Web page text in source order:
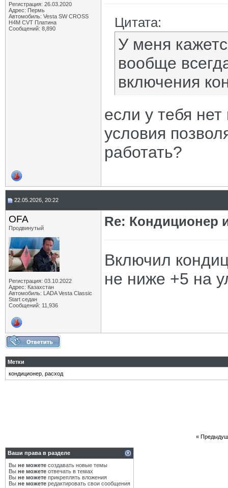
Регистрация: 26.03.2020
Адрес: Пермь
Автомобиль: Vesta SW CROSS
H4M CVT Платина
Сообщений: 8,890
Цитата:
У меня
вообще
включения
если у тебя
условия
работать?
22.05.2026, 20:22
OFA
Продвинутый
Регистрация: 03.10.2022
Адрес: Казахстан
Автомобиль: LADA Vesta Classic
Start седан
Сообщений: 11,936
Re: Кондиционер
Включил
не ниже +5 на
Метки
кондиционер расход
«
Ваши права в разделе
Вы не можете создавать новые темы
Вы не можете отвечать в темах
Вы не можете прикреплять вложения
Вы не можете редактировать свои сообщения